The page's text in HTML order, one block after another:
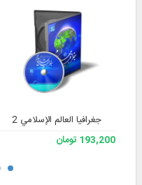
جغرافیا العالم الإسلامي 2
193,200 تومان